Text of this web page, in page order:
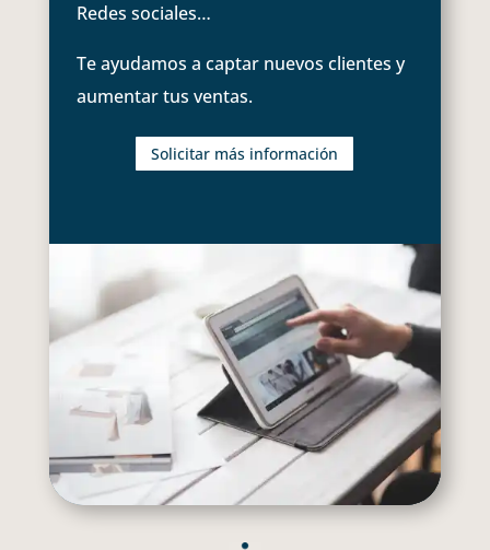
Redes sociales…
Te ayudamos a captar nuevos clientes y
aumentar tus ventas.
Solicitar más información